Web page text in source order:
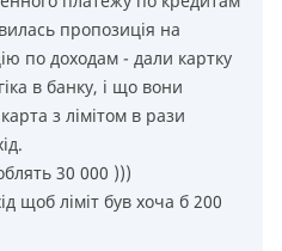
пропозицiя на
по доходам - дали картку
в банку, i що вони
з лiмiтом в рази
30 000 )))
щоб лiмiт був хоча б 200